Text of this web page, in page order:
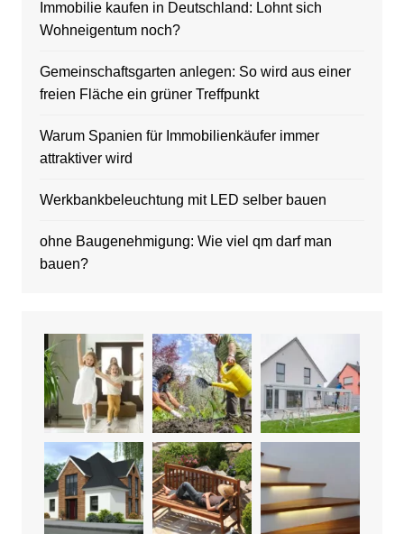
Immobilie kaufen in Deutschland: Lohnt sich
Wohneigentum noch?
Gemeinschaftsgarten anlegen: So wird aus einer
freien Fläche ein grüner Treffpunkt
Warum Spanien für Immobilienkäufer immer
attraktiver wird
Werkbankbeleuchtung mit LED selber bauen
ohne Baugenehmigung: Wie viel qm darf man
bauen?